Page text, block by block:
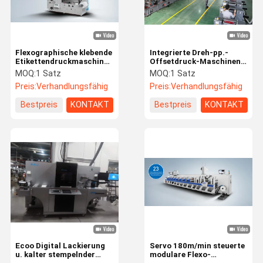
Produkte
Integrierte Dreh-pp.-
Offsetdruck-Maschinen-
Ärmel-Technologie
MOQ:1 Satz
Preis:Verhandlungsfähig
Bestpreis
KONTAKT
Flexographische klebende
Etikettendruckmaschine
360 Grad-Platten-
Anpassung
MOQ:1 Satz
Preis:Verhandlungsfähig
Bestpreis
KONTAKT
Servo 180m/min steuerte
modulare Flexo-
Ecoo Digital Lackierung
u. kalter stempelnder